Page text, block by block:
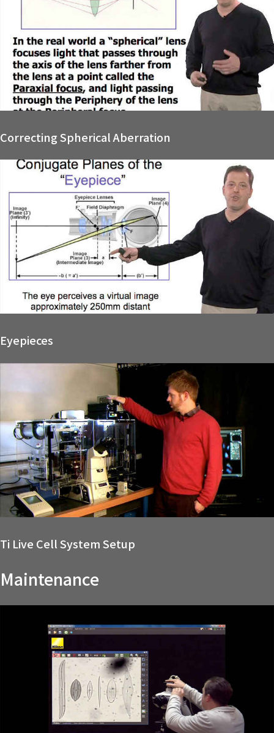
Correcting Spherical Aberration
Eyepieces
Ti Live Cell System Setup
Maintenance